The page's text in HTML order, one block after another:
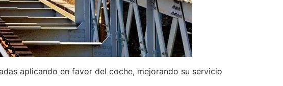
aplicando en favor del coche, mejorando su servicio